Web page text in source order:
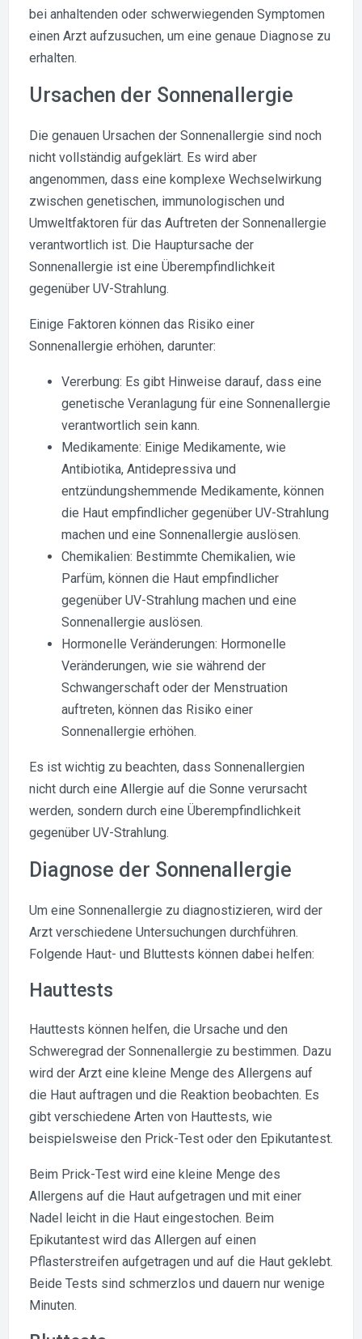
bei anhaltenden oder schwerwiegenden Symptomen
einen Arzt aufzusuchen, um eine genaue Diagnose zu
erhalten.
Ursachen der Sonnenallergie
Die genauen Ursachen der Sonnenallergie sind noch
nicht vollständig aufgeklärt. Es wird aber
angenommen, dass eine komplexe Wechselwirkung
zwischen genetischen, immunologischen und
Umweltfaktoren für das Auftreten der Sonnenallergie
verantwortlich ist. Die Hauptursache der
Sonnenallergie ist eine Überempfindlichkeit
gegenüber UV-Strahlung.
Einige Faktoren können das Risiko einer
Sonnenallergie erhöhen, darunter:
Vererbung: Es gibt Hinweise darauf, dass eine
genetische Veranlagung für eine Sonnenallergie
verantwortlich sein kann.
Medikamente: Einige Medikamente, wie
Antibiotika, Antidepressiva und
entzündungshemmende Medikamente, können
die Haut empfindlicher gegenüber UV-Strahlung
machen und eine Sonnenallergie auslösen.
Chemikalien: Bestimmte Chemikalien, wie
Parfüm, können die Haut empfindlicher
gegenüber UV-Strahlung machen und eine
Sonnenallergie auslösen.
Hormonelle Veränderungen: Hormonelle
Veränderungen, wie sie während der
Schwangerschaft oder der Menstruation
auftreten, können das Risiko einer
Sonnenallergie erhöhen.
Es ist wichtig zu beachten, dass Sonnenallergien
nicht durch eine Allergie auf die Sonne verursacht
werden, sondern durch eine Überempfindlichkeit
gegenüber UV-Strahlung.
Diagnose der Sonnenallergie
Um eine Sonnenallergie zu diagnostizieren, wird der
Arzt verschiedene Untersuchungen durchführen.
Folgende Haut- und Bluttests können dabei helfen:
Hauttests
Hauttests können helfen, die Ursache und den
Schweregrad der Sonnenallergie zu bestimmen. Dazu
wird der Arzt eine kleine Menge des Allergens auf
die Haut auftragen und die Reaktion beobachten. Es
gibt verschiedene Arten von Hauttests, wie
beispielsweise den Prick-Test oder den Epikutantest.
Beim Prick-Test wird eine kleine Menge des
Allergens auf die Haut aufgetragen und mit einer
Nadel leicht in die Haut eingestochen. Beim
Epikutantest wird das Allergen auf einen
Pflasterstreifen aufgetragen und auf die Haut geklebt.
Beide Tests sind schmerzlos und dauern nur wenige
Minuten.